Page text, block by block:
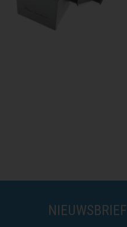
NIEUWSBRIEF